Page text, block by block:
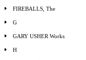
FIREBALLS, The
G
GARY USHER Works
H